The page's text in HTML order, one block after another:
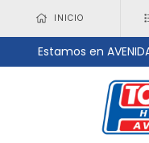
INICIO
Estamos en